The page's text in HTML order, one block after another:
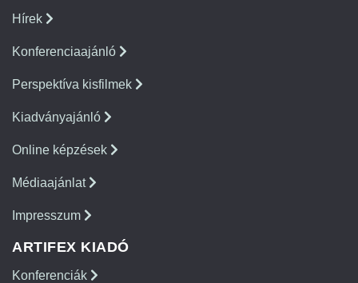
Hírek
Konferenciaajánló
Perspektíva kisfilmek
Kiadványajánló
Online képzések
Médiaajánlat
Impresszum
ARTIFEX KIADÓ
Konferenciák